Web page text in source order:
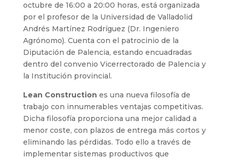
octubre de 16:00 a 20:00 horas, está organizada
por el profesor de la Universidad de Valladolid
Andrés Martínez Rodríguez (Dr. Ingeniero
Agrónomo). Cuenta con el patrocinio de la
Diputación de Palencia, estando encuadradas
dentro del convenio Vicerrectorado de Palencia y
la Institución provincial.
Lean Construction es una nueva filosofía de
trabajo con innumerables ventajas competitivas.
Dicha filosofía proporciona una mejor calidad a
menor coste, con plazos de entrega más cortos y
eliminando las pérdidas. Todo ello a través de
implementar sistemas productivos que